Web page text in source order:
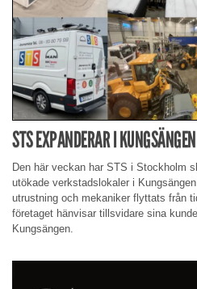
STS EXPANDERAR I KUNGSÄNGEN
Den här veckan har STS i Stockholm
utökade verkstadslokaler i
utrustning och mekaniker flyttats från
företaget hänvisar tillsvidare sina
Kungsängen.